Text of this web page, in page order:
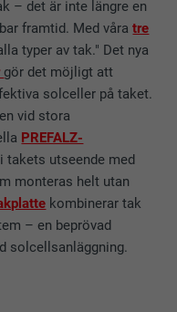
– det är inte längre en
framtid. Med våratre
typer av tak." Det nya
gör det möjligt att
solceller på taket.
vid stora
PREFALZ-
takets utseende med
monteras helt utan
kombinerar tak
– en beprövad
solcellsanläggning.
din nuvarande
på PHP-
säkerställer att
på webbplatsen
fullt ut.
Analytics
unikt ID som används
statistiska data om
webbplatsen.
kakor
(INKLUSIVE TJÄNSTER I
medier (inkl. tjänster i
för att
att observera
kakor godkänns så
att få åtkomst till
för sociala